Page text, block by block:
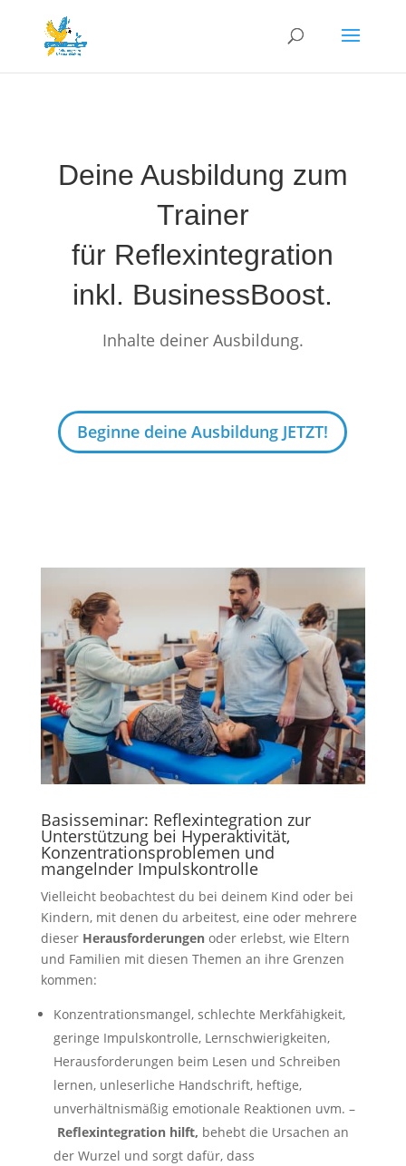
Deine Ausbildung zum
Trainer
für Reflexintegration
inkl. BusinessBoost.
Inhalte deiner Ausbildung.
Beginne deine Ausbildung JETZT!
Basisseminar: Reflexintegration zur
Unterstützung bei Hyperaktivität,
Konzentrationsproblemen und
mangelnder Impulskontrolle
Vielleicht beobachtest du bei deinem Kind oder bei
Kindern, mit denen du arbeitest, eine oder mehrere
dieser Herausforderungenoder erlebst, wie Eltern
und Familien mit diesen Themen an ihre Grenzen
kommen:
Konzentrationsmangel, schlechte Merkfähigkeit,
geringe Impulskontrolle, Lernschwierigkeiten,
Herausforderungen beim Lesen und Schreiben
lernen, unleserliche Handschrift, heftige,
unverhältnismäßig emotionale Reaktionen uvm. –
Reflexintegration hilft, behebt die Ursachen an
der Wurzel und sorgt dafür, dass